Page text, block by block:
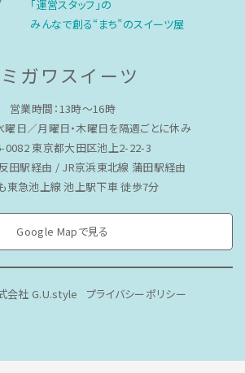
「運営スタッフ」の
みんなで創る“まち”のスイーツ屋
ガワスイーツ
営業時間：13時〜16時
曜日／月曜日・木曜日を隔週ごとに休み
0082 東京都大田区池上2-22-3
田駅経由 / JR京浜東北線 蒲田駅経由
東急池上線 池上駅下車 徒歩7分
Google Mapで見る
会社 G.U.style プライバシーポリシー